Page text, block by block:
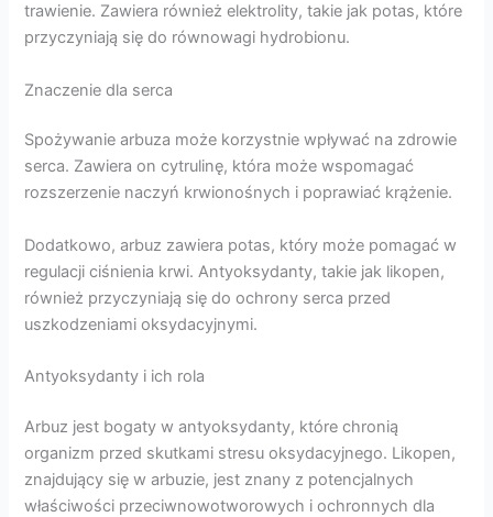
trawienie. Zawiera również elektrolity, takie jak potas, które
przyczyniają się do równowagi hydrobionu.
Znaczenie dla serca
Spożywanie arbuza może korzystnie wpływać na zdrowie
serca. Zawiera on cytrulinę, która może wspomagać
rozszerzenie naczyń krwionośnych i poprawiać krążenie.
Dodatkowo, arbuz zawiera potas, który może pomagać w
regulacji ciśnienia krwi. Antyoksydanty, takie jak likopen,
również przyczyniają się do ochrony serca przed
uszkodzeniami oksydacyjnymi.
Antyoksydanty i ich rola
Arbuz jest bogaty w antyoksydanty, które chronią
organizm przed skutkami stresu oksydacyjnego. Likopen,
znajdujący się w arbuzie, jest znany z potencjalnych
właściwości przeciwnowotworowych i ochronnych dla